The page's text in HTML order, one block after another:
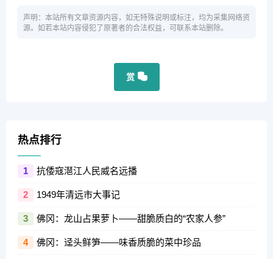
声明：本站所有文章资源内容，如无特殊说明或标注，均为采集网络资
源。如若本站内容侵犯了原著者的合法权益，可联系本站删除。
赏
热点排行
1 抗倭寇潖江人民威名远播
2 1949年清远市大事记
3 佛冈：龙山占果萝卜——甜脆质白的“农家人参”
4 佛冈：迳头鲜笋——味香质脆的菜中珍品